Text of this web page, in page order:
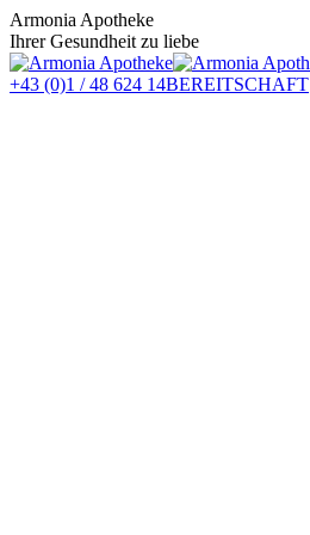
Zum
Inhalt
springen
Armonia Apotheke
Ihrer Gesundheit zu liebe
+43 (0)1 / 48 624 14BEREITSCHAFT